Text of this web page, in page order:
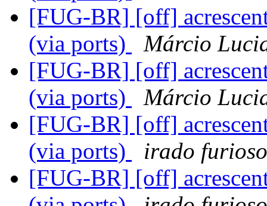
[FUG-BR] [off]
(via ports)
Márcio
[FUG-BR] [off]
(via ports)
Márcio
[FUG-BR] [off]
(via ports)
irado
[FUG-BR] [off]